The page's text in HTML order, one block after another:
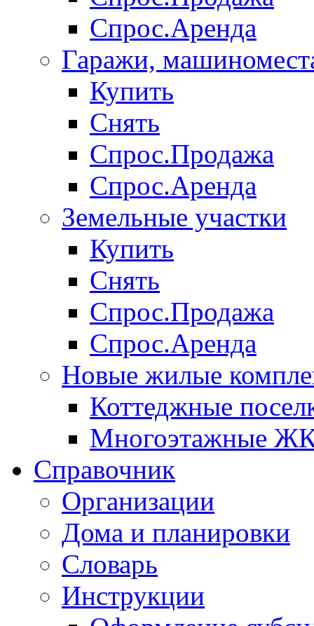
Спрос.Аренда
Гаражи,
Купить
Снять
Спрос.Продажа
Спрос.Аренда
Земельные участки
Купить
Снять
Спрос.Продажа
Спрос.Аренда
Новые жилые
Коттеджные
Многоэтажные
Справочник
Организации
Дома и планировки
Словарь
Инструкции